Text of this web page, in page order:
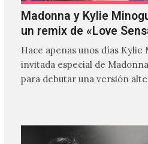
Madonna y Kylie
un remix de «Love
Hace apenas unos días
invitada especial de
para debutar una versión